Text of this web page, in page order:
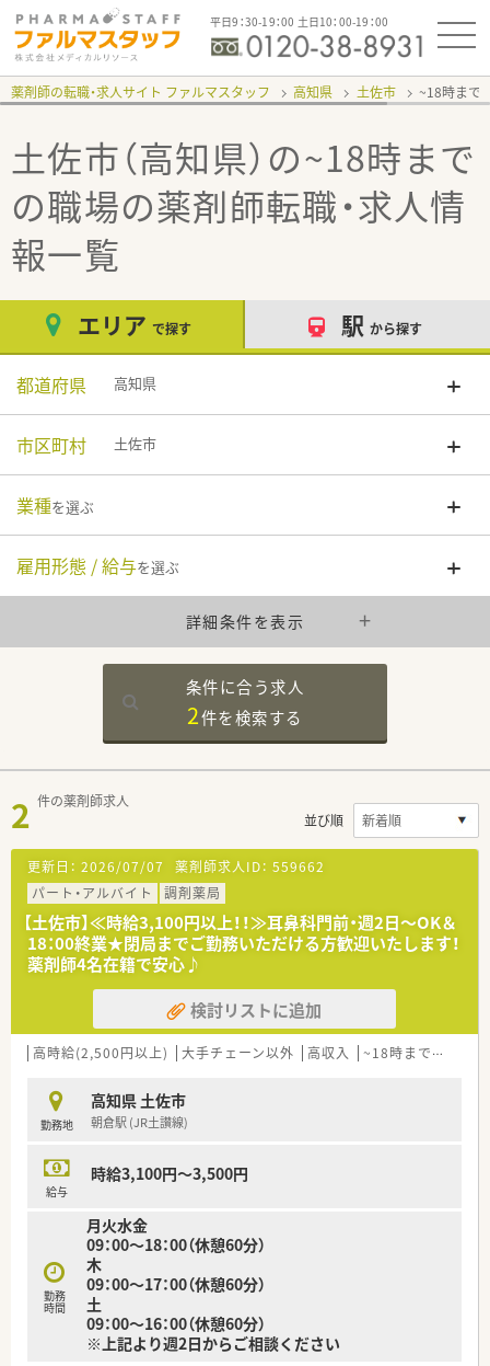
平日9：30-19：00 土日10：00-19：00
薬剤師の転職・求人サイト ファルマスタッフ 高知県 土佐市 ~18時まで
土佐市（高知県）の~18時まで
の職場の薬剤師転職・求人情
報一覧
エリア で探す 駅 から探す
都道府県 高知県
市区町村 土佐市
業種を選ぶ
雇用形態 / 給与を選ぶ
詳細条件を表示
条件に合う求人
2件を検索する
2 件の薬剤師求人
並び順
更新日： 2026/07/07 薬剤師求人ID： 559662
パート・アルバイト
調剤薬局
【土佐市】≪時給3,100円以上！！≫耳鼻科門前・週2日～OK＆
18：00終業★閉局までご勤務いただける方歓迎いたします！
薬剤師4名在籍で安心♪
検討リストに追加
高時給(2,500円以上) 大手チェーン以外 高収入 ~18時までの職場
勤務地
高知県 土佐市
朝倉駅 (JR土讃線)
給与
時給3,100円～3,500円
勤務
時間
月火水金
09：00～18：00（休憩60分）
木
09：00～17：00（休憩60分）
土
09：00～16：00（休憩60分）
※上記より週2日からご相談ください